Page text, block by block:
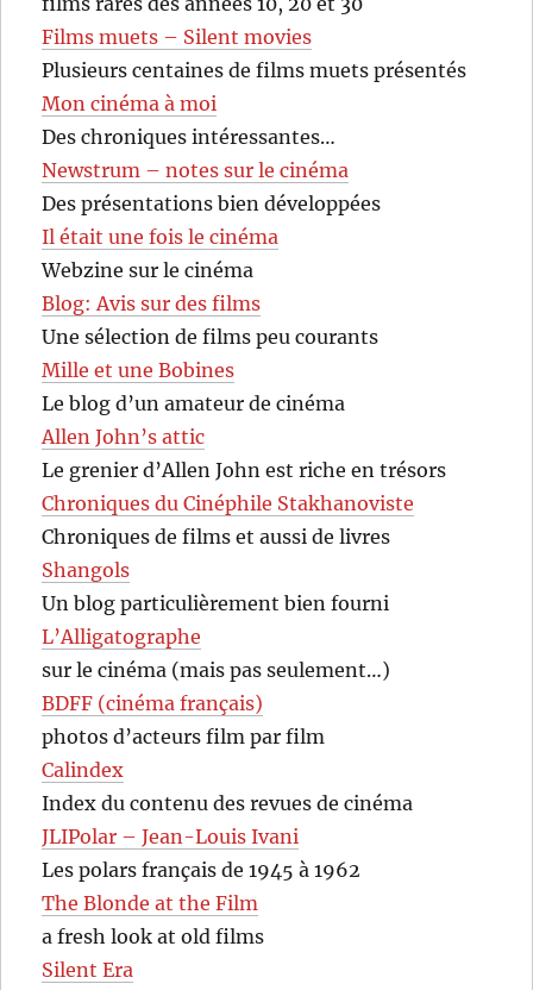
Films muets – Silent movies
Plusieurs centaines de films muets présentés
Mon cinéma à moi
Des chroniques intéressantes…
Newstrum – notes sur le cinéma
Des présentations bien développées
Il était une fois le cinéma
Webzine sur le cinéma
Blog: Avis sur des films
Une sélection de films peu courants
Mille et une Bobines
Le blog d’un amateur de cinéma
Allen John’s attic
Le grenier d’Allen John est riche en trésors
Chroniques du Cinéphile Stakhanoviste
Chroniques de films et aussi de livres
Shangols
Un blog particulièrement bien fourni
L’Alligatographe
sur le cinéma (mais pas seulement…)
BDFF (cinéma français)
photos d’acteurs film par film
Calindex
Index du contenu des revues de cinéma
JLIPolar – Jean-Louis Ivani
Les polars français de 1945 à 1962
The Blonde at the Film
a fresh look at old films
Silent Era